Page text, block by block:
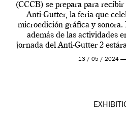
(CCCB) se prepara para
Anti-Gutter, la feria que
microedición gráfica y sonora.
además de las actividades
jornada del Anti-Gutter 2
[…]
13 / 05 / 2024 —